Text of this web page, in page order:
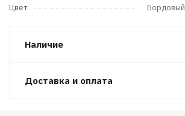
Цвет
Бордовый
Наличие
Доставка и оплата